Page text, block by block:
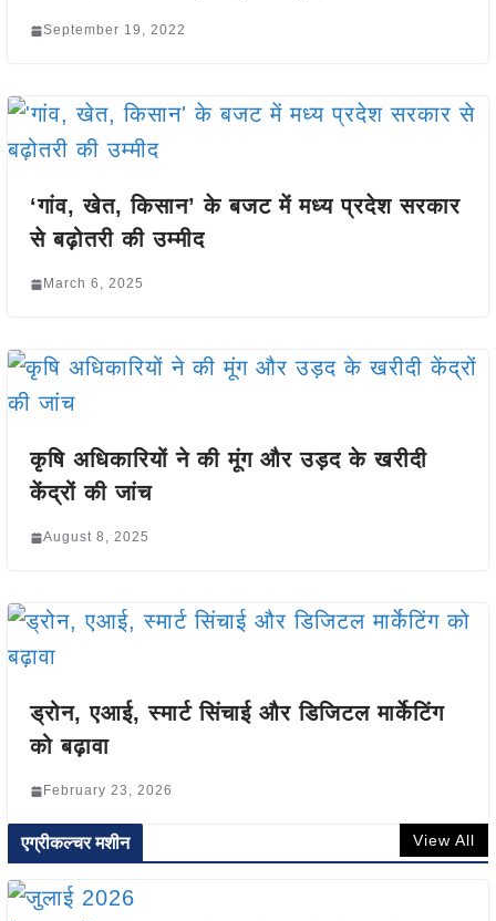
September 19, 2022
‘गांव, खेत, किसान’ के बजट में मध्य प्रदेश सरकार
से बढ़ोतरी की उम्मीद
March 6, 2025
कृषि अधिकारियों ने की मूंग और उड़द के खरीदी
केंद्रों की जांच
August 8, 2025
ड्रोन, एआई, स्मार्ट सिंचाई और डिजिटल मार्केटिंग
को बढ़ावा
February 23, 2026
एग्रीकल्चर मशीन View All